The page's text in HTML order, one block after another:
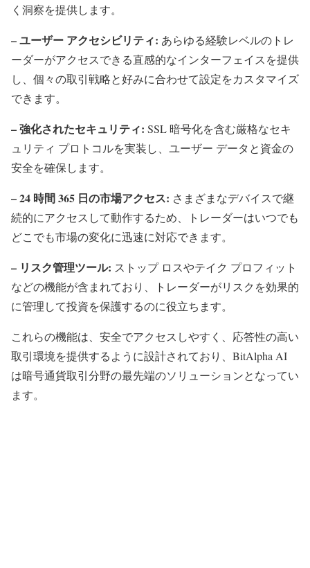
く洞察を提供します。
– ユーザー アクセシビリティ: あらゆる経験レベルのトレ
ーダーがアクセスできる直感的なインターフェイスを提供
し、個々の取引戦略と好みに合わせて設定をカスタマイズ
できます。
– 強化されたセキュリティ: SSL 暗号化を含む厳格なセキ
ュリティ プロトコルを実装し、ユーザー データと資金の
安全を確保します。
– 24 時間 365 日の市場アクセス: さまざまなデバイスで継
続的にアクセスして動作するため、トレーダーはいつでも
どこでも市場の変化に迅速に対応できます。
– リスク管理ツール: ストップ ロスやテイク プロフィット
などの機能が含まれており、トレーダーがリスクを効果的
に管理して投資を保護するのに役立ちます。
これらの機能は、安全でアクセスしやすく、応答性の高い
取引環境を提供するように設計されており、BitAlpha AI
は暗号通貨取引分野の最先端のソリューションとなってい
ます。